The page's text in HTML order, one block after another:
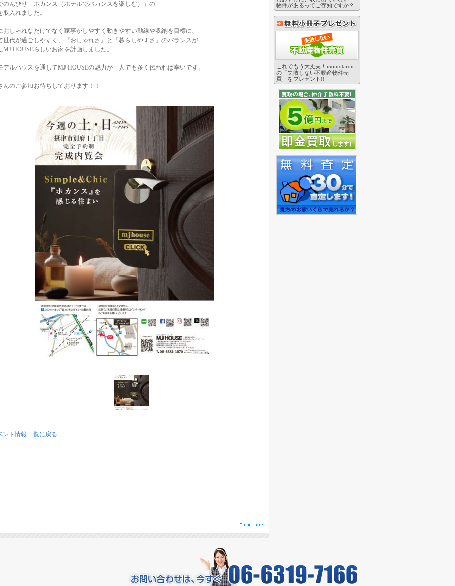
物件があるってご存知ですか？
これでもう大丈夫！momotarou
の「失敗しない不動産物件売
買」をプレゼント!!
のんびり「ホカンス（ホテルでバカンスを楽しむ）」の
取入れました。
おしゃれなだけでなく家事がしやすく動きやすい動線や収納を目標に、
世代が過ごしやすく、『おしゃれさ』と『暮らしやすさ』のバランスが
MJ HOUSEらしいお家を計画しました。
デルハウスを通してMJ HOUSEの魅力が一人でも多く伝われば幸いです。
んのご参加お待ちしております！！
ト情報一覧に戻る